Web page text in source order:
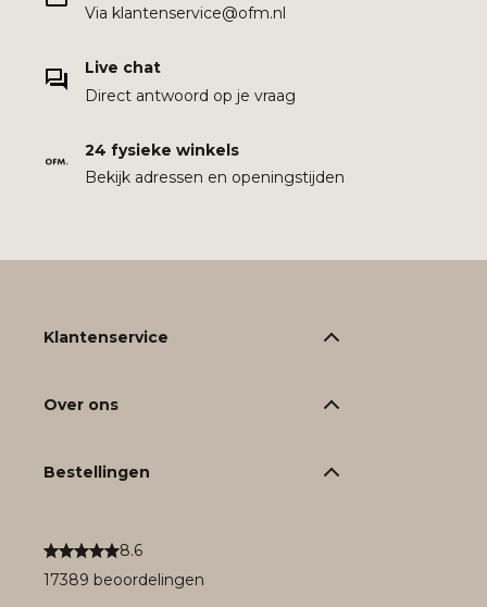
Via klantenservice@ofm.nl
Live chat
Direct antwoord op je vraag
24 fysieke winkels
Bekijk adressen en openingstijden
8.6
17389 beoordelingen
Klantenservice
Over ons
Bestellingen